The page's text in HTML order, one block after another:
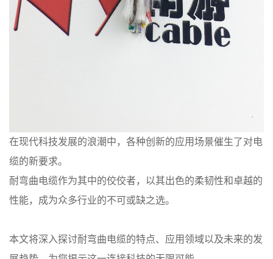
在现代科技发展的浪潮中，各种创新的应用场景催生了对电
缆的新要求。
耐弯曲电缆作为其中的佼佼者，以其出色的柔韧性和卓越的
性能，成为众多行业的不可或缺之选。
本文将深入探讨耐弯曲电缆的特点、应用领域以及未来的发